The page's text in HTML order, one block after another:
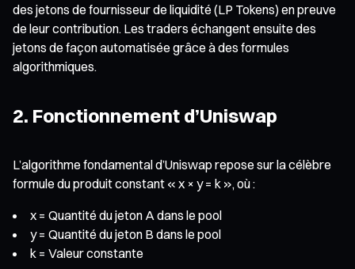
des jetons de fournisseur de liquidité (LP Tokens) en preuve
de leur contribution. Les traders échangent ensuite des
jetons de façon automatisée grâce à des formules
algorithmiques.
2. Fonctionnement d’Uniswap
L’algorithme fondamental d’Uniswap repose sur la célèbre
formule du produit constant « x × y = k », où :
x = Quantité du jeton A dans le pool
y = Quantité du jeton B dans le pool
k = Valeur constante